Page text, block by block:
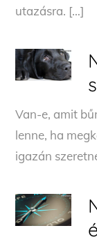
utazásra. […]
Van-e, amit
lenne, ha
igazán